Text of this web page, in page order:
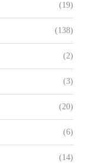
(19)
(138)
(2)
(3)
(20)
(6)
(14)